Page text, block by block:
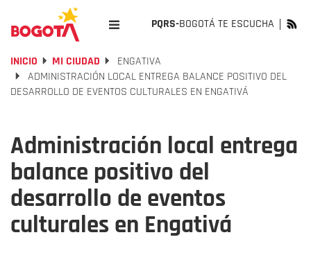
PQRS-BOGOTÁ TE ESCUCHA
INICIO MI CIUDAD
ENGATIVA
ADMINISTRACIÓN LOCAL ENTREGA BALANCE POSITIVO DEL
DESARROLLO DE EVENTOS CULTURALES EN ENGATIVÁ
Administración local entrega
balance positivo del
desarrollo de eventos
culturales en Engativá